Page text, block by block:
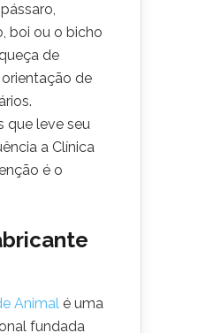
boi ou o bicho
de
de
que leve seu
a Clínica
é o
Animal é uma
fundada